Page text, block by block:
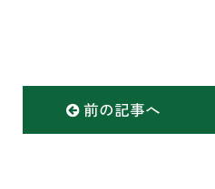
前の記事へ